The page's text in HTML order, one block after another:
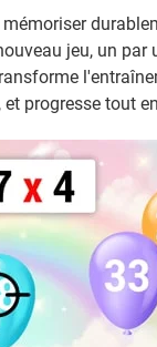
jeu, un
progresse tout